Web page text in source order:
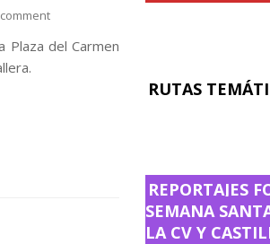
Plaza del Carmen
RUTAS
REPORTAJES
SEMANA
LA CV Y